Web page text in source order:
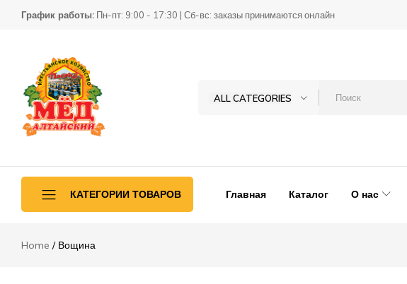
График работы: Пн-пт: 9:00 - 17:30 | Сб-вс: заказы принимаются онлайн
для
пчеловодства
Пасека
ALL CATEGORIES
КАТЕГОРИИ ТОВАРОВ
Ульетара
Главная Каталог О нас
Home Вощина